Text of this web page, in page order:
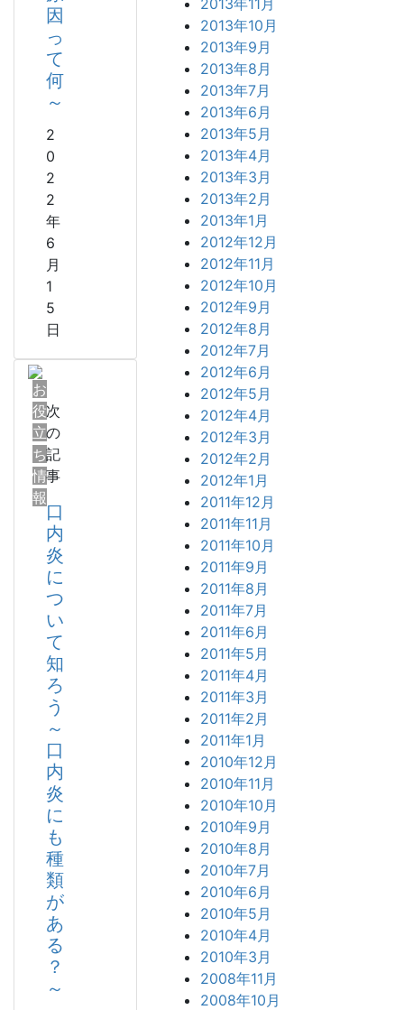
因
っ
て
何
～
2
0
2
2
年
6
月
1
5
日
お
役
立
ち
情
報
次
の
記
事
口
内
炎
に
つ
い
て
知
ろ
う
～
口
内
炎
に
も
種
類
が
あ
る
？
～
2013年10月
2013年9月
2013年8月
2013年7月
2013年6月
2013年5月
2013年4月
2013年3月
2013年2月
2013年1月
2012年12月
2012年11月
2012年10月
2012年9月
2012年8月
2012年7月
2012年6月
2012年5月
2012年4月
2012年3月
2012年2月
2012年1月
2011年12月
2011年11月
2011年10月
2011年9月
2011年8月
2011年7月
2011年6月
2011年5月
2011年4月
2011年3月
2011年2月
2011年1月
2010年12月
2010年11月
2010年10月
2010年9月
2010年8月
2010年7月
2010年6月
2010年5月
2010年4月
2010年3月
2008年11月
2008年10月